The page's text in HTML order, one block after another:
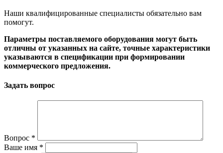
Наши квалифицированные специалисты обязательно вам
помогут.
Параметры поставляемого оборудования могут быть
отличны от указанных на сайте, точные характеристики
указываются в спецификации при формировании
коммерческого предложения.
Задать вопрос
Вопрос *
Ваше имя *